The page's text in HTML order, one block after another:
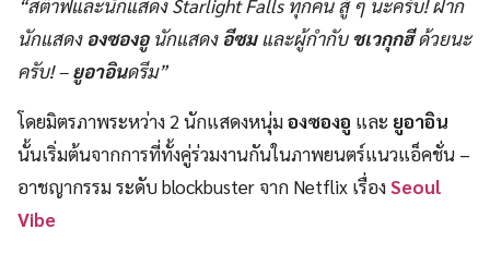
“สต๊าฟและนักแสดง Starlight Falls ทุกคน สู้ ๆ นะครับ! ฝาก
นักแสดง องซองอูนักแสดงอีซมและผู้กำกับ ชเวกุกฮีด้วยนะ
ครับ! –ยูอาอินดรีม”
โดยมิตรภาพระหว่าง 2 นักแสดงหนุ่มองซองอู และ ยูอาอิน
นั้นเริ่มต้นจากการที่ทั้งคู่ร่วมงานกันในภาพยนตร์แนวแอ็คชั่น –
อาชญากรรม ระดับ blockbuster จาก Netflix เรื่องSeoul
Vibe